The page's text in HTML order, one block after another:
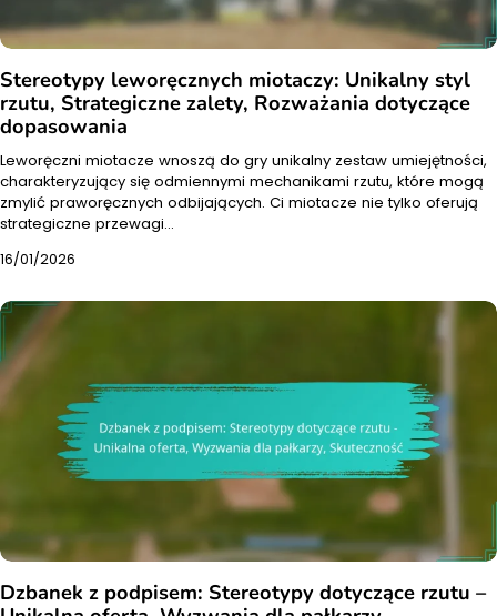
Stereotypy leworęcznych miotaczy: Unikalny styl
rzutu, Strategiczne zalety, Rozważania dotyczące
dopasowania
Leworęczni miotacze wnoszą do gry unikalny zestaw umiejętności,
charakteryzujący się odmiennymi mechanikami rzutu, które mogą
zmylić praworęcznych odbijających. Ci miotacze nie tylko oferują
strategiczne przewagi…
16/01/2026
Dzbanek z podpisem: Stereotypy dotyczące rzutu –